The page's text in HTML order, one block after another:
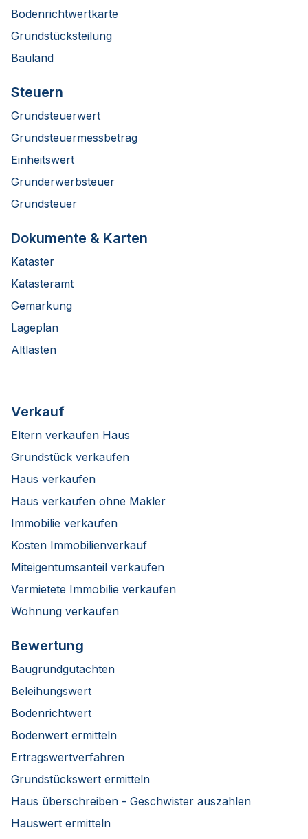
Bodenrichtwertkarte
Grundstücksteilung
Bauland
Steuern
Grundsteuerwert
Grundsteuermessbetrag
Einheitswert
Grunderwerbsteuer
Grundsteuer
Dokumente & Karten
Kataster
Katasteramt
Gemarkung
Lageplan
Altlasten
Verkauf
Eltern verkaufen Haus
Grundstück verkaufen
Haus verkaufen
Haus verkaufen ohne Makler
Immobilie verkaufen
Kosten Immobilienverkauf
Miteigentumsanteil verkaufen
Vermietete Immobilie verkaufen
Wohnung verkaufen
Bewertung
Baugrundgutachten
Beleihungswert
Bodenrichtwert
Bodenwert ermitteln
Ertragswertverfahren
Grundstückswert ermitteln
Haus überschreiben - Geschwister auszahlen
Hauswert ermitteln